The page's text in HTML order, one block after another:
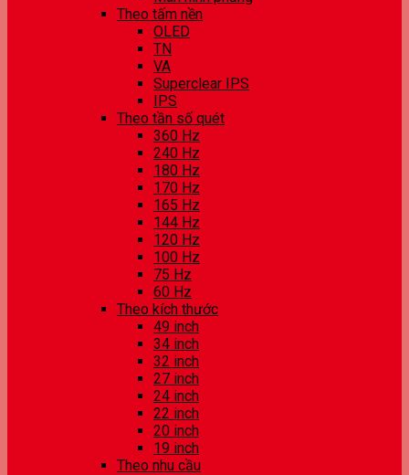
Theo tấm nền
OLED
TN
VA
Superclear IPS
IPS
Theo tần số quét
360 Hz
240 Hz
180 Hz
170 Hz
165 Hz
144 Hz
120 Hz
100 Hz
75 Hz
60 Hz
Theo kích thước
49 inch
34 inch
32 inch
27 inch
24 inch
22 inch
20 inch
19 inch
Theo nhu cầu